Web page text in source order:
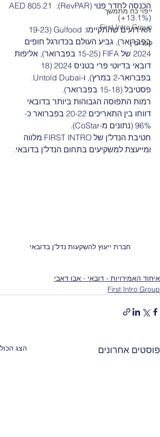
ייפוי כח מתמשך
First Intro Group
קפריסין
הכנסה לחדר פנוי (RevPAR): AED 805.21
(+13.1%)
בפברואר), גביע העולם בכדורגל חופים
2024 של FIFA (15-25 בפברואר), אליפות
בפברואר-2 במרץ), ו-Untold Dubai.
פסטיבל (15-18 בפברואר).
רמות התפוסה הגבוהות ביותר בדובאי
דווחו בין התאריכים 20-22 בפברואר כ-
96% (נתונים מ-CoStar).
חטיבת הנדל"ן של FIRST INTRO מלווה
ומייעצת למשקיעים בתחום הנדל"ן בדובאי.
חברת ייעוץ להשקעות נדל"ן בדובאי
איחוד האמירויות - דובאי - אבו דאבי
First Intro Group
פוסטים אחרונים הצג הכול